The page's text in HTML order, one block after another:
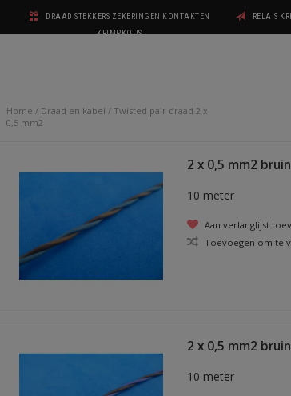
DRAAD STEKKERS ZEKERINGEN KONTAKTEN
KRIMPKOUS
RELAIS
Home / Draad en kabel / Twisted pair draad 2 x
0,5 mm2
2 x 0,5 mm2
10 meter
Aan verlanglijst
Toevoegen om te
2 x 0,5 mm2
10 meter